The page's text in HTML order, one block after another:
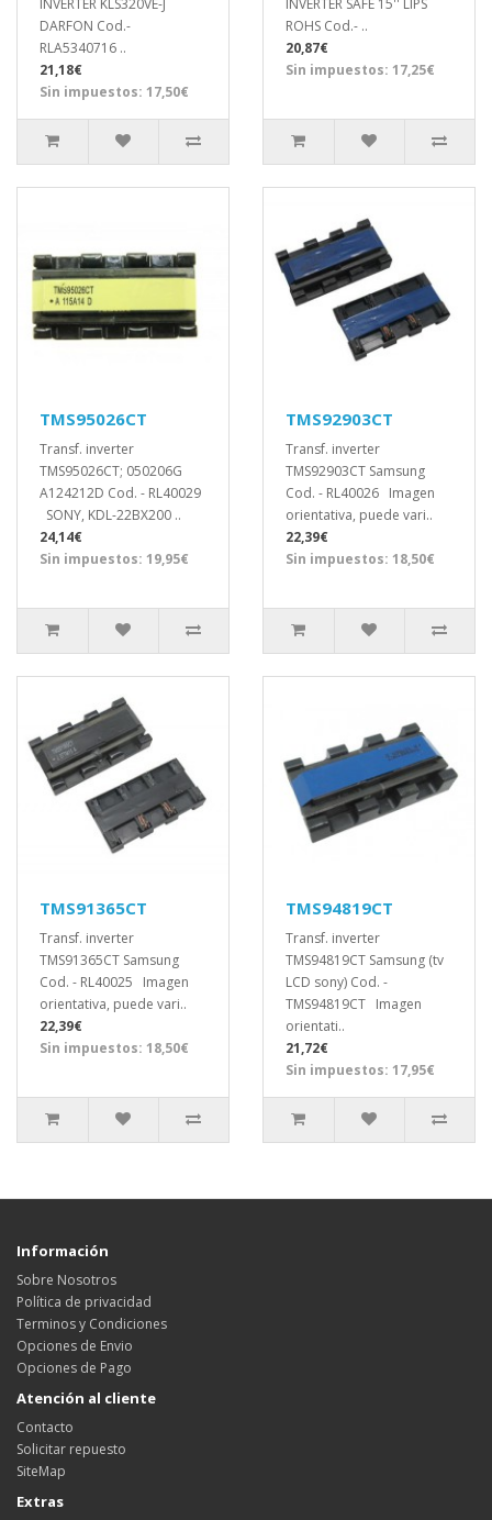
DARFON Cod.-
RLA5340716 ..
21,18€
Sin impuestos: 17,50€
ROHS Cod.- ..
20,87€
Sin impuestos: 17,25€
TMS95026CT
Transf. inverter
TMS95026CT; 050206G
A124212D Cod. - RL40029
SONY, KDL-22BX200 ..
24,14€
Sin impuestos: 19,95€
TMS92903CT
Transf. inverter
TMS92903CT Samsung
Cod. - RL40026 Imagen
orientativa, puede vari..
22,39€
Sin impuestos: 18,50€
TMS91365CT
Transf. inverter
TMS91365CT Samsung
Cod. - RL40025 Imagen
orientativa, puede vari..
22,39€
Sin impuestos: 18,50€
TMS94819CT
Transf. inverter
TMS94819CT Samsung (tv
LCD sony) Cod. -
TMS94819CT Imagen
orientati..
21,72€
Sin impuestos: 17,95€
Información
Sobre Nosotros
Política de privacidad
Terminos y Condiciones
Opciones de Envio
Opciones de Pago
Atención al cliente
Contacto
Solicitar repuesto
SiteMap
Extras